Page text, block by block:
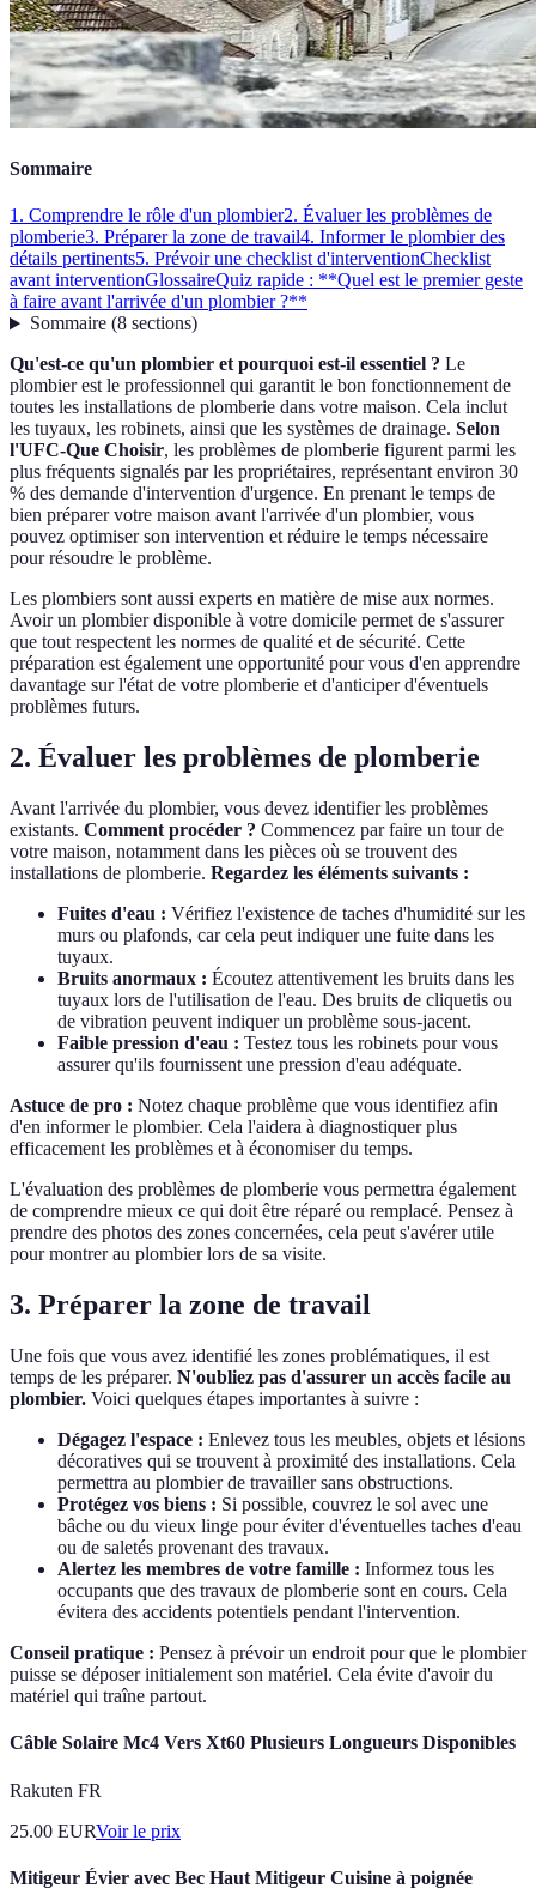
Sommaire
1. Comprendre le rôle d'un plombier2. Évaluer les problèmes de
plomberie3. Préparer la zone de travail4. Informer le plombier des
détails pertinents5. Prévoir une checklist d'interventionChecklist
avant interventionGlossaireQuiz rapide : **Quel est le premier geste
à faire avant l'arrivée d'un plombier ?**
Sommaire(8 sections)
Qu'est-ce qu'un plombier et pourquoi est-il essentiel ? Le
plombier est le professionnel qui garantit le bon fonctionnement de
toutes les installations de plomberie dans votre maison. Cela inclut
les tuyaux, les robinets, ainsi que les systèmes de drainage. Selon
l'UFC-Que Choisir, les problèmes de plomberie figurent parmi les
plus fréquents signalés par les propriétaires, représentant environ 30
% des demande d'intervention d'urgence. En prenant le temps de
bien préparer votre maison avant l'arrivée d'un plombier, vous
pouvez optimiser son intervention et réduire le temps nécessaire
pour résoudre le problème.
Les plombiers sont aussi experts en matière de mise aux normes.
Avoir un plombier disponible à votre domicile permet de s'assurer
que tout respectent les normes de qualité et de sécurité. Cette
préparation est également une opportunité pour vous d'en apprendre
davantage sur l'état de votre plomberie et d'anticiper d'éventuels
problèmes futurs.
2. Évaluer les problèmes de plomberie
Avant l'arrivée du plombier, vous devez identifier les problèmes
existants. Comment procéder ? Commencez par faire un tour de
votre maison, notamment dans les pièces où se trouvent des
installations de plomberie. Regardez les éléments suivants :
Fuites d'eau : Vérifiez l'existence de taches d'humidité sur les
murs ou plafonds, car cela peut indiquer une fuite dans les
tuyaux.
Bruits anormaux : Écoutez attentivement les bruits dans les
tuyaux lors de l'utilisation de l'eau. Des bruits de cliquetis ou
de vibration peuvent indiquer un problème sous-jacent.
Faible pression d'eau : Testez tous les robinets pour vous
assurer qu'ils fournissent une pression d'eau adéquate.
Astuce de pro : Notez chaque problème que vous identifiez afin
d'en informer le plombier. Cela l'aidera à diagnostiquer plus
efficacement les problèmes et à économiser du temps.
L'évaluation des problèmes de plomberie vous permettra également
de comprendre mieux ce qui doit être réparé ou remplacé. Pensez à
prendre des photos des zones concernées, cela peut s'avérer utile
pour montrer au plombier lors de sa visite.
3. Préparer la zone de travail
Une fois que vous avez identifié les zones problématiques, il est
temps de les préparer. N'oubliez pas d'assurer un accès facile au
plombier. Voici quelques étapes importantes à suivre :
Dégagez l'espace : Enlevez tous les meubles, objets et lésions
décoratives qui se trouvent à proximité des installations. Cela
permettra au plombier de travailler sans obstructions.
Protégez vos biens : Si possible, couvrez le sol avec une
bâche ou du vieux linge pour éviter d'éventuelles taches d'eau
ou de saletés provenant des travaux.
Alertez les membres de votre famille : Informez tous les
occupants que des travaux de plomberie sont en cours. Cela
évitera des accidents potentiels pendant l'intervention.
Conseil pratique : Pensez à prévoir un endroit pour que le plombier
puisse se déposer initialement son matériel. Cela évite d'avoir du
matériel qui traîne partout.
Câble Solaire Mc4 Vers Xt60 Plusieurs Longueurs Disponibles
Rakuten FR
25.00 EURVoir le prix
Mitigeur Évier avec Bec Haut Mitigeur Cuisine à poignée